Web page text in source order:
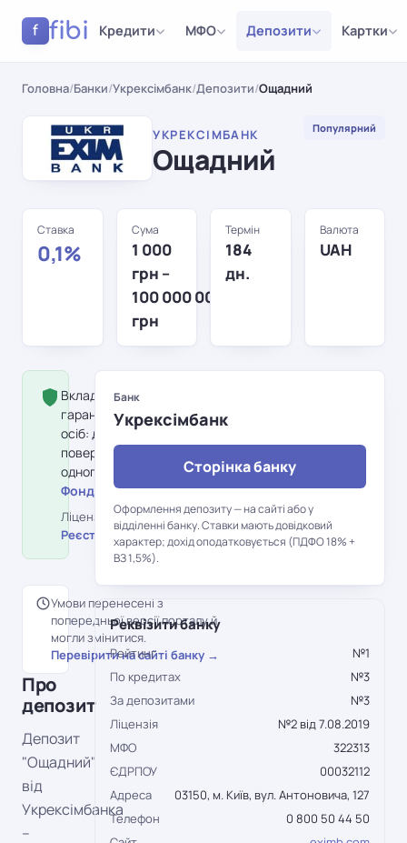
f fibi Кредити МФО Депозити Картки
Головна/Банки/Укрексімбанк/Депозити/Ощадний
УКРЕКСІМБАНК
Ощадний
Популярний
Ставка
0,1%
Сума
1 000
грн –
100 000 000
грн
Термін
184
дн.
Валюта
UAH
Вклад застрахований Фондом
гарантування вкладів фізичних
осіб: держава гарантує
повернення до 600 000 грн на
одного вкладника в банку.
Фонд гарантування вкладів →
Ліцензія НБУ №2 від 7.08.2019 ·
Реєстр НБУ →
Умови перенесені з
попередньої версії порталу й
могли змінитися.
Перевірити на сайті банку →
Про
депозит
Депозит
"Ощадний"
від
Укрексімбанка
–
Банк
Укрексімбанк
Сторінка банку
Оформлення депозиту — на сайті або у
відділенні банку. Ставки мають довідковий
характер; дохід оподатковується (ПДФО 18% +
ВЗ 1,5%).
Реквізити банку
Рейтинг
№1
По кредитах
№3
За депозитами
№3
Ліцензія
№2 від 7.08.2019
МФО
322313
ЄДРПОУ
00032112
Адреса
03150, м. Київ, вул. Антоновича, 127
Телефон
0 800 50 44 50